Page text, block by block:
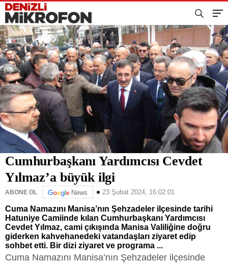
Cumhurbaşkanı Yardımcısı Cevdet
Yılmaz’a büyük ilgi
ABONE OL News 23 Şubat 2024, 16:02:01
Cuma Namazını Manisa’nın Şehzadeler ilçesinde tarihi
Hatuniye Camiinde kılan Cumhurbaşkanı Yardımcısı
Cevdet Yılmaz, cami çıkışında Manisa Valiliğine doğru
giderken kahvehanedeki vatandaşları ziyaret edip
sohbet etti. Bir dizi ziyaret ve programa ...
Cuma Namazını Manisa’nın Şehzadeler ilçesinde